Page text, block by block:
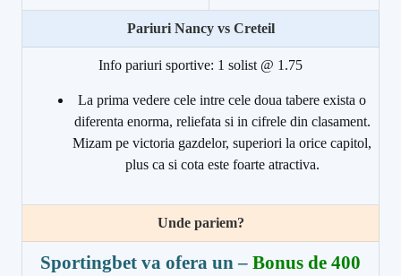
Pariuri Nancy vs Creteil
Info pariuri sportive: 1 solist @ 1.75
La prima vedere cele intre cele doua tabere exista o
diferenta enorma, reliefata si in cifrele din clasament.
Mizam pe victoria gazdelor, superiori la orice capitol,
plus ca si cota este foarte atractiva.
Unde pariem?
Sportingbet va ofera un – Bonus de 400